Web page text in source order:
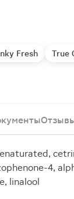
Fresh True
4,
linalool